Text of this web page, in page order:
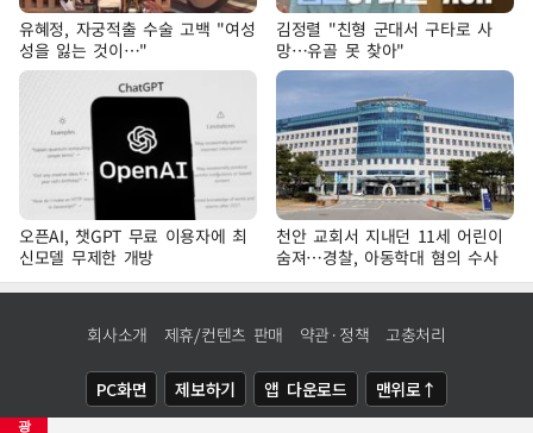
광
유혜정, 자궁적출 수술 고백 "여성
성을 잃는 것이…"
김정렬 "친형 군대서 구타로 사
망…유골 못 찾아"
오픈AI, 챗GPT 무료 이용자에 최
신모델 무제한 개방
천안 교회서 지내던 11세 어린이
숨져…경찰, 아동학대 혐의 수사
회사소개 제휴/컨텐츠 판매 약관·정책 고충처리
PC화면 제보하기 앱 다운로드 맨위로↑